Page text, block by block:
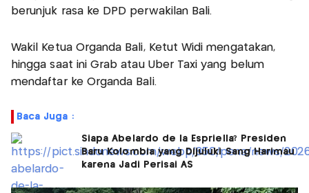
berunjuk rasa ke DPD perwakilan Bali.
Wakil Ketua Organda Bali, Ketut Widi mengatakan,
hingga saat ini Grab atau Uber Taxi yang belum
mendaftar ke Organda Bali.
Baca Juga :
Siapa Abelardo de la Espriella? Presiden
Baru Kolombia yang Dijuluki Sang Harimau
karena Jadi Perisai AS